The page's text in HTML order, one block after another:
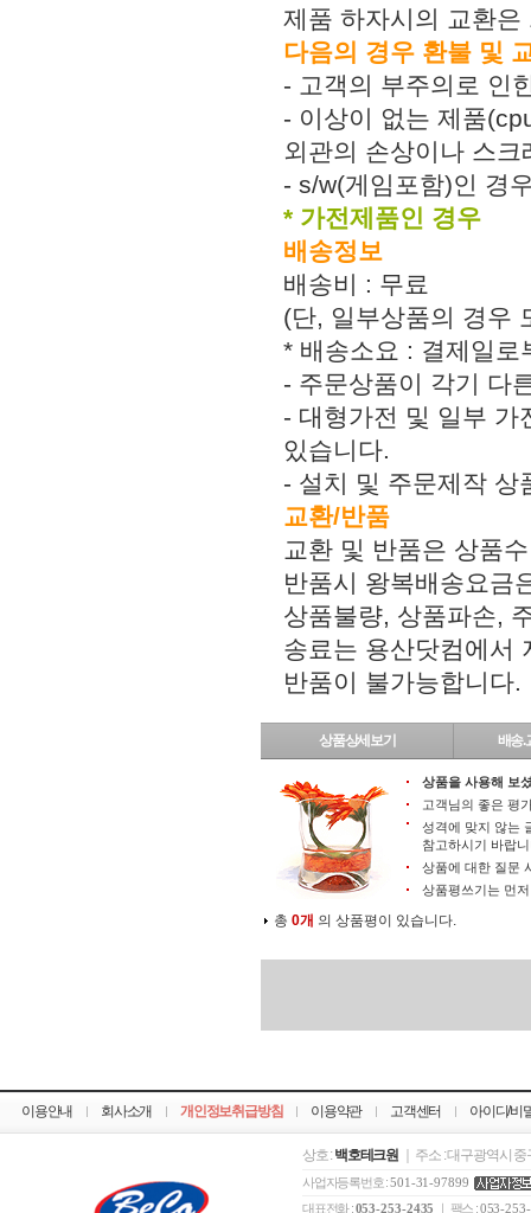
제품 하자시의 교환
다음의 경우 환불 및
- 고객의 부주의로 인
- 이상이 없는 제품
외관의 손상이나 스
- s/w(게임포함)인 경
* 가전제품인 경우
배송정보
배송비 : 무료
(단, 일부상품의 경우
* 배송소요 : 결제일로
- 주문상품이 각기 다
- 대형가전 및 일부 가
있습니다.
- 설치 및 주문제작 상
교환/반품
교환 및 반품은 상품
반품시 왕복배송요금
상품불량, 상품파손,
송료는 용산닷컴에서
반품이 불가능합니다.
상품상세보기 배송.
상품을 사용해 보
고객님의 좋은 평
성격에 맞지 않는
참고하시기 바랍
상품에 대한 질문
상품평쓰기는 먼
총 0개 의 상품평이 있습니다.
이용안내 회사소개 개인정보취급방침 이용약관 고객센터 아이디/비
상호 : 백호테크원 ｜ 주소 : 대구광역시
사업자등록번호 :501-31-97899
대표전화 :053-253-2435 ｜ 팩스 :053-